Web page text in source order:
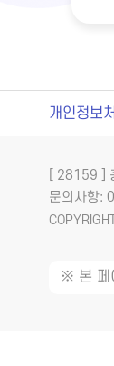
개인정보
[ 28159 ]
문의사항:
※ 본 페